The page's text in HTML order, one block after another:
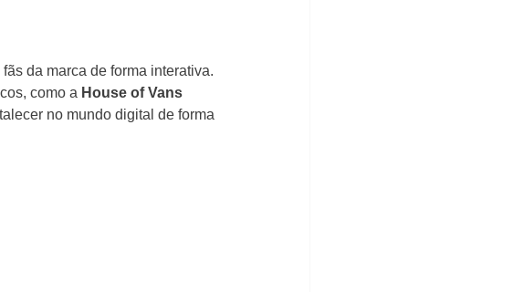
da marca de forma interativa.
como a House of Vans
no mundo digital de forma